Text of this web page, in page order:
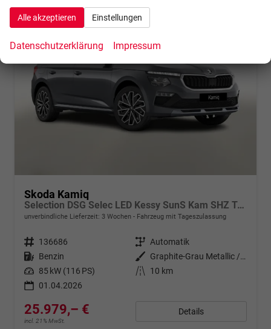
Skoda Kamiq
Selection DSG Selec LED Kessy SunS Kam SHZ Temp PDC
unverbindliche Lieferzeit: 3 Wochen Fahrzeug mit Tageszulassung
Fahrzeugnr. 136686 Getriebe Automatik
Kraftstoff Benzin Außenfarbe
Graphite-Grau Metallic / Dach in
Leistung 85 kW (116 PS) Kilometerstand
10 km
01.04.2026
25.979,– €
incl. 21% MwSt.
Details
Alle akzeptieren Einstellungen
Datenschutzerklärung Impressum